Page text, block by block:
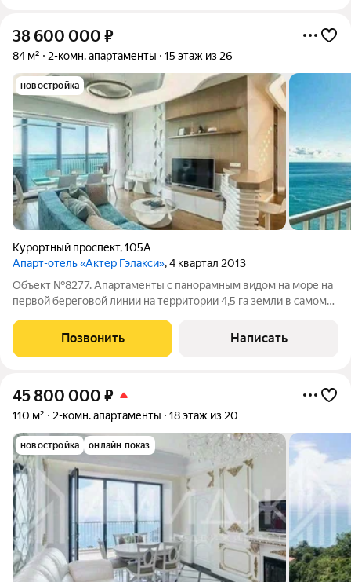
38 600 000 ₽
84 м² 2-комн. апартаменты 15 этаж из 26
новостройка
Курортный проспект,105А
Апарт-отель «Актер Гэлакси», 4 квартал 2013
Объект №8277. Апартаменты с панорамным видом на море на
первой береговой линии на территории 4,5 га земли в самом
пляжем. В пешей доступности обустроенная набережная, парк
«Дендрарий», Зимний
Позвонить Написать
45 800 000 ₽
110 м² 2-комн. апартаменты 18 этаж из 20
новостройка онлайн показ